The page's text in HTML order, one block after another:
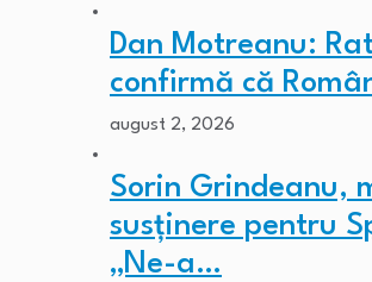
Dan Motreanu:
confirmă că
august 2, 2026
Sorin Grindeanu,
susținere pentru
„Ne-a…